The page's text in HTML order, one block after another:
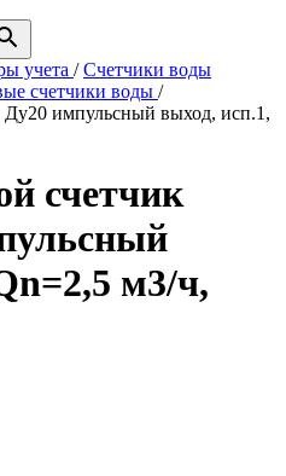
учета /Счетчики воды
счетчики воды /
Ду20 импульсный выход, исп.1,
счетчик
м3/ч,